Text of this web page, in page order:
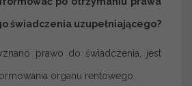
świadczenia uzupełniającego?
prawo do świadczenia, jest
organu rentowego